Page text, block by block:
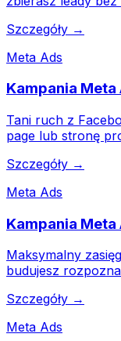
Szczegóły →
Meta Ads
Kampania
Tani ruch z
page lub stronę
Szczegóły →
Meta Ads
Kampania
Maksymalny
budujesz
Szczegóły →
Meta Ads